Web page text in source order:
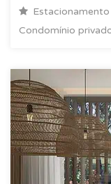
Condomínio